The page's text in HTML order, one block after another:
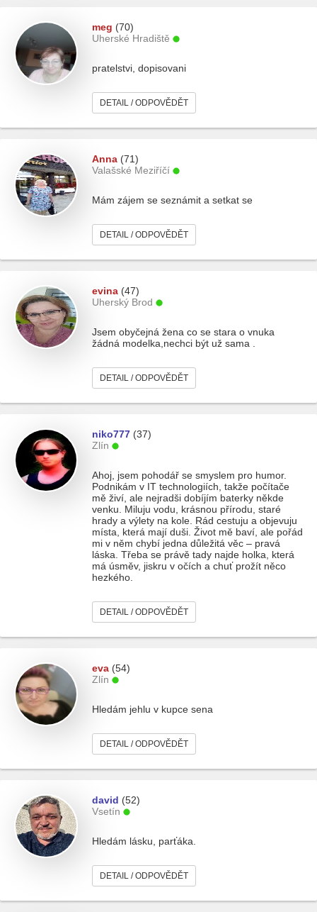
meg (70)
Uherské Hradiště
pratelstvi, dopisovani
DETAIL / ODPOVĚDĚT
Anna (71)
Valašské Meziříčí
Mám zájem se seznámit a setkat se
DETAIL / ODPOVĚDĚT
evina (47)
Uherský Brod
Jsem obyčejná žena co se stara o vnuka
žádná modelka,nechci být už sama .
DETAIL / ODPOVĚDĚT
niko777 (37)
Zlín
Ahoj, jsem pohodář se smyslem pro humor.
Podnikám v IT technologiích, takže počítače
mě živí, ale nejradši dobíjím baterky někde
venku. Miluju vodu, krásnou přírodu, staré
hrady a výlety na kole. Rád cestuju a objevuju
místa, která mají duši. Život mě baví, ale pořád
mi v něm chybí jedna důležitá věc – pravá
láska. Třeba se právě tady najde holka, která
má úsměv, jiskru v očích a chuť prožít něco
hezkého.
DETAIL / ODPOVĚDĚT
eva (54)
Zlín
Hledám jehlu v kupce sena
DETAIL / ODPOVĚDĚT
david (52)
Vsetín
Hledám lásku, parťáka.
DETAIL / ODPOVĚDĚT